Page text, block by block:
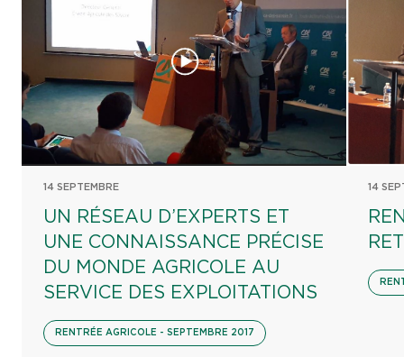
14 SEPTEMBRE
UN RÉSEAU D’EXPERTS ET
UNE CONNAISSANCE PRÉCISE
DU MONDE AGRICOLE AU
SERVICE DES EXPLOITATIONS
RENTRÉE AGRICOLE - SEPTEMBRE 2017
14